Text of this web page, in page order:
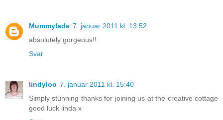
Mummylade 7. januar 2011 kl. 13:52
absolutely gorgeous!!
Svar
lindyloo 7. januar 2011 kl. 15:40
Simply stunning thanks for joining us at the creative cottage
good luck linda x